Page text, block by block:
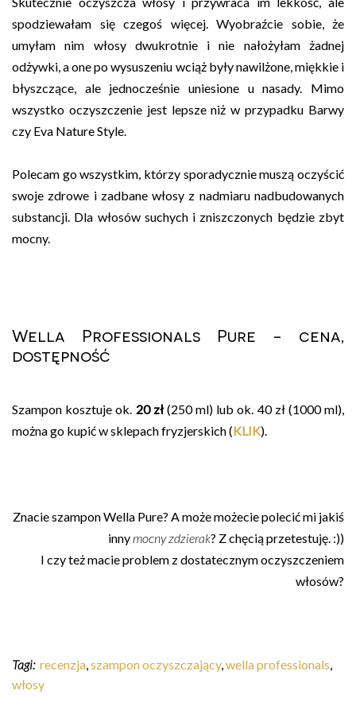
spodziewałam się czegoś więcej. Wyobraźcie sobie, że
umyłam nim włosy dwukrotnie i nie nałożyłam żadnej
odżywki, a one po wysuszeniu wciąż były nawilżone, miękkie i
błyszczące, ale jednocześnie uniesione u nasady. Mimo
wszystko oczyszczenie jest lepsze niż w przypadku Barwy
czy Eva Nature Style.
Polecam go wszystkim, którzy sporadycznie muszą oczyścić
swoje zdrowe i zadbane włosy z nadmiaru nadbudowanych
substancji. Dla włosów suchych i zniszczonych będzie zbyt
mocny.
Wella Professionals Pure - cena,
dostępność
Szampon kosztuje ok. 20 zł(250 ml) lub ok. 40 zł (1000 ml),
można go kupić w sklepach fryzjerskich (KLIK).
Znacie szampon Wella Pure? A może możecie polecić mi jakiś
inny mocny zdzierak? Z chęcią przetestuję. :))
I czy też macie problem z dostatecznym oczyszczeniem
włosów?
Tagi: recenzja,szampon oczyszczający,wella professionals,
włosy